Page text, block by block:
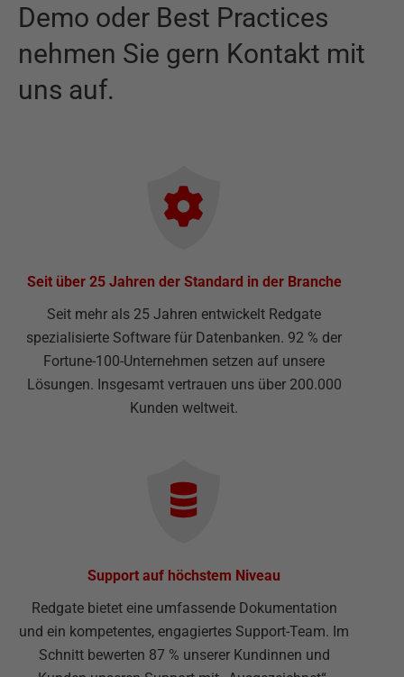
Demo oder Best Practices
nehmen Sie gern Kontakt mit
uns auf.
Seit über 25 Jahren der Standard in der Branche
Seit mehr als 25 Jahren entwickelt Redgate
spezialisierte Software für Datenbanken. 92 % der
Fortune-100-Unternehmen setzen auf unsere
Lösungen. Insgesamt vertrauen uns über 200.000
Kunden weltweit.
Support auf höchstem Niveau
Redgate bietet eine umfassende Dokumentation
und ein kompetentes, engagiertes Support-Team. Im
Schnitt bewerten 87 % unserer Kundinnen und